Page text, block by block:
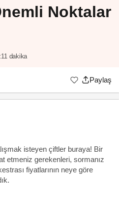
Noktalar
dakika
Paylaş
isteyen çiftler buraya! Bir
etmeniz gerekenleri, sormanız
fiyatlarının neye göre